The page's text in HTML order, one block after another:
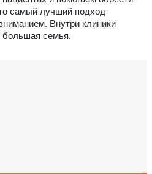
самый лучший подход
Внутри клиники
семья.